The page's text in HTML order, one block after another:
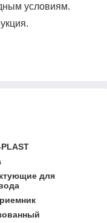
условиям.
для